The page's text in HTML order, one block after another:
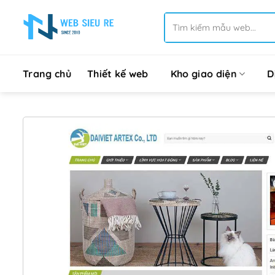
kiếm:
Trang chủ Thiết kế web Kho giao diện